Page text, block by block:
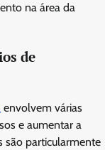
na área da
de
envolvem várias
e aumentar a
são particularmente